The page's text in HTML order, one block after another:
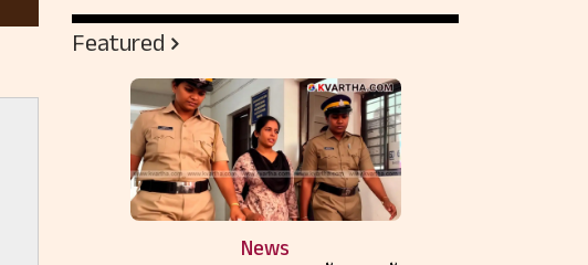
Featured
News